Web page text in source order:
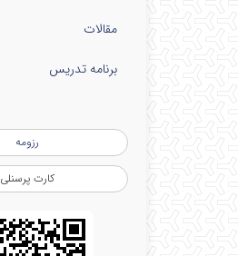
مقالات
برنامه تدریس
رزومه
کارت پرسنلی